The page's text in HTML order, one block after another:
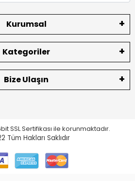
Kurumsal
Kategoriler
Bize Ulaşın
SSL Sertifikası ile korunmaktadır.
Tüm Hakları Saklıdır